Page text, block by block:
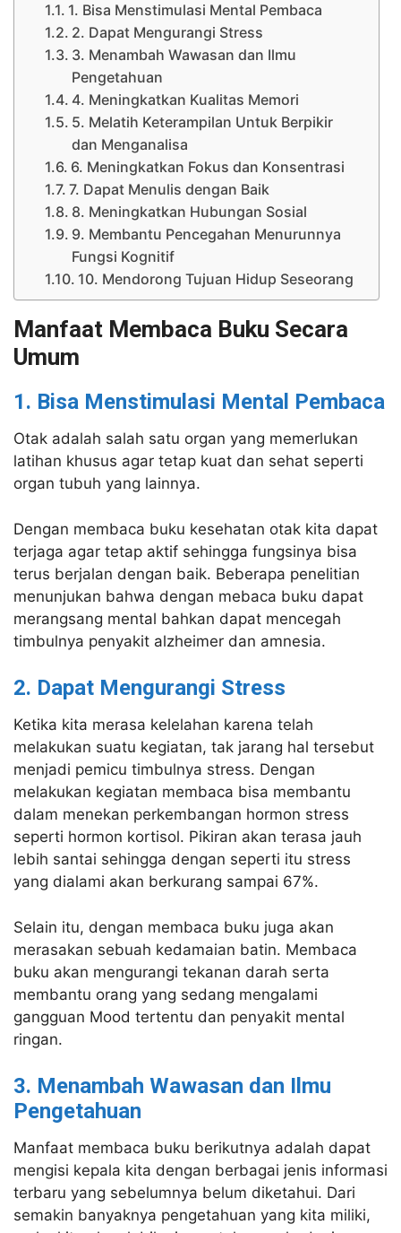
1. Bisa Menstimulasi Mental Pembaca
2. Dapat Mengurangi Stress
3. Menambah Wawasan dan Ilmu
Pengetahuan
4. Meningkatkan Kualitas Memori
5. Melatih Keterampilan Untuk Berpikir
dan Menganalisa
6. Meningkatkan Fokus dan Konsentrasi
7. Dapat Menulis dengan Baik
8. Meningkatkan Hubungan Sosial
9. Membantu Pencegahan Menurunnya
Fungsi Kognitif
10. Mendorong Tujuan Hidup Seseorang
Manfaat Membaca Buku Secara
Umum
1. Bisa Menstimulasi Mental Pembaca
Otak adalah salah satu organ yang memerlukan
latihan khusus agar tetap kuat dan sehat seperti
organ tubuh yang lainnya.
Dengan membaca buku kesehatan otak kita dapat
terjaga agar tetap aktif sehingga fungsinya bisa
terus berjalan dengan baik. Beberapa penelitian
menunjukan bahwa dengan mebaca buku dapat
merangsang mental bahkan dapat mencegah
timbulnya penyakit alzheimer dan amnesia.
2. Dapat Mengurangi Stress
Ketika kita merasa kelelahan karena telah
melakukan suatu kegiatan, tak jarang hal tersebut
menjadi pemicu timbulnya stress. Dengan
melakukan kegiatan membaca bisa membantu
dalam menekan perkembangan hormon stress
seperti hormon kortisol. Pikiran akan terasa jauh
lebih santai sehingga dengan seperti itu stress
yang dialami akan berkurang sampai 67%.
Selain itu, dengan membaca buku juga akan
merasakan sebuah kedamaian batin. Membaca
buku akan mengurangi tekanan darah serta
membantu orang yang sedang mengalami
gangguan Mood tertentu dan penyakit mental
ringan.
3. Menambah Wawasan dan Ilmu
Pengetahuan
Manfaat membaca buku berikutnya adalah dapat
mengisi kepala kita dengan berbagai jenis informasi
terbaru yang sebelumnya belum diketahui. Dari
semakin banyaknya pengetahuan yang kita miliki,